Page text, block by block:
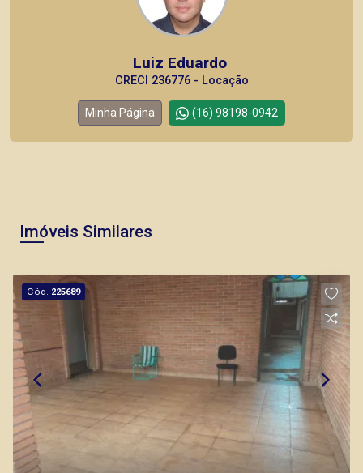
Luiz Eduardo
CRECI 236776 - Locação
Minha Página (16) 98198-0942
Imóveis Similares
Cód. 225689